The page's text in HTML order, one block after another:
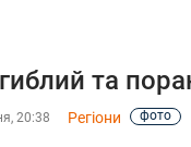
та
20:38 Регіони фото